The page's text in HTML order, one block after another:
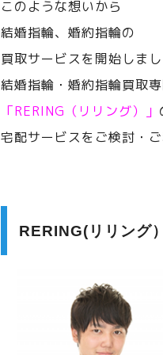
このような想いから
結婚指輪、婚約指輪の
買取サービスを開始しまし
結婚指輪・婚約指輪買取
「RERING（リリング）」
宅配サービスをご検討・ご
RERING(リリング